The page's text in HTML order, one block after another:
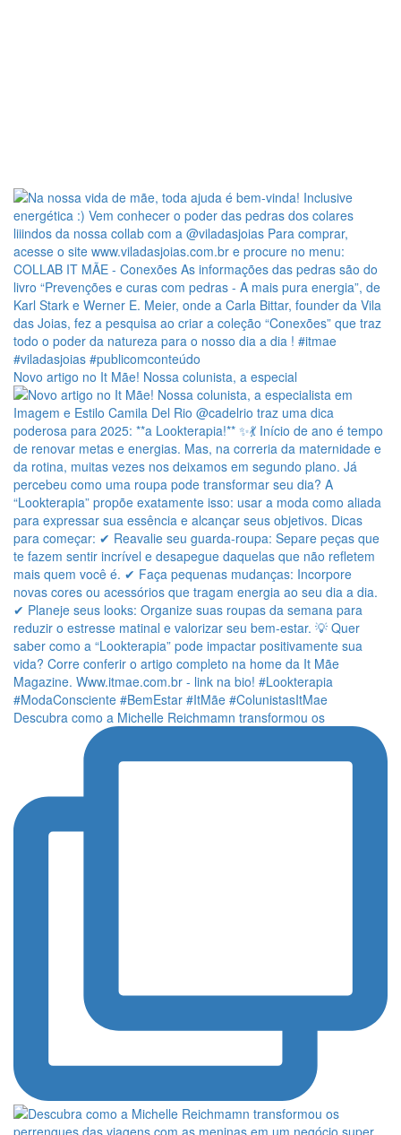
Novo artigo no It Mãe! Nossa colunista, a especial
Descubra como a Michelle Reichmamn transformou os